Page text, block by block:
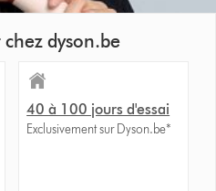
dyson.be
40 à 100 jours d'essai
Exclusivement sur Dyson.be*